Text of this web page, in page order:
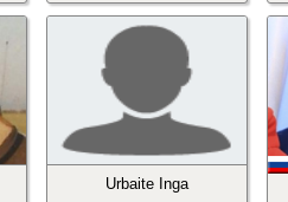
Urbaite Inga